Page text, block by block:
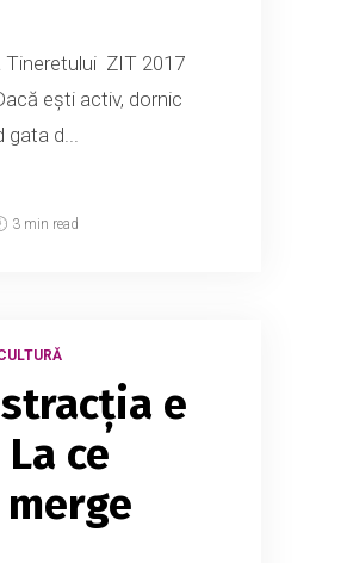
Tineretului ZIT 2017
ești activ, dornic
d...
3 min read
e
ce